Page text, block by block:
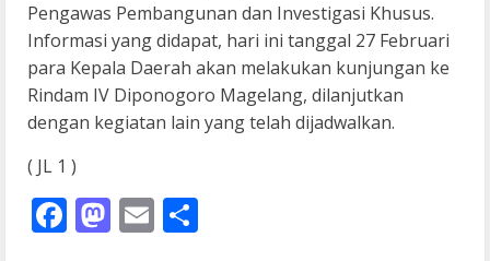
Pengawas Pembangunan dan Investigasi Khusus.
Informasi yang didapat, hari ini tanggal 27 Februari
para Kepala Daerah akan melakukan kunjungan ke
Rindam IV Diponogoro Magelang, dilanjutkan
dengan kegiatan lain yang telah dijadwalkan.
( JL 1 )
Facebook
Mastodon
Email